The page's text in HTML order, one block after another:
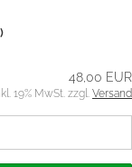
48,00 EUR
19% MwSt. zzgl. Versand